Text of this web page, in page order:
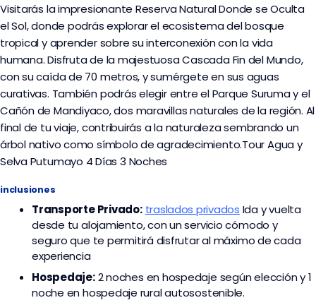
Visitarás la impresionante Reserva Natural Donde se Oculta
el Sol, donde podrás explorar el ecosistema del bosque
tropical y aprender sobre su interconexión con la vida
humana. Disfruta de la majestuosa Cascada Fin del Mundo,
con su caída de 70 metros, y sumérgete en sus aguas
curativas. También podrás elegir entre el Parque Suruma y el
Cañón de Mandiyaco, dos maravillas naturales de la región. Al
final de tu viaje, contribuirás a la naturaleza sembrando un
árbol nativo como símbolo de agradecimiento.Tour Agua y
Selva Putumayo 4 Días 3 Noches
inclusiones
TransportePrivado: traslados privados Ida y vuelta
desde tu alojamiento, con un servicio cómodo y
seguro que te permitirá disfrutar al máximo de cada
experiencia
Hospedaje:2 noches en hospedaje según elección y 1
noche en hospedaje rural autosostenible.